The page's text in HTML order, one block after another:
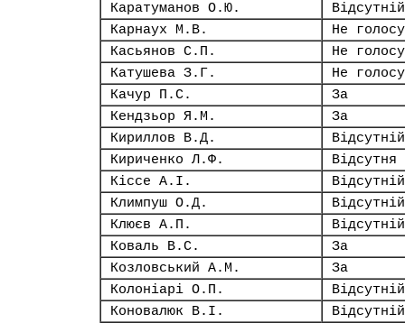
Каратуманов О.Ю.
Відсутній
Карнаух М.В.
Не
Касьянов С.П.
Не
Катушева З.Г.
Не
Качур П.С.
За
Кендзьор Я.М.
За
Кириллов В.Д.
Відсутній
Кириченко Л.Ф.
Відсутня
Кіссе А.І.
Відсутній
Климпуш О.Д.
Відсутній
Клюєв А.П.
Відсутній
Коваль В.С.
За
Козловський А.М.
За
Колоніарі О.П.
Відсутній
Коновалюк В.І.
Відсутній